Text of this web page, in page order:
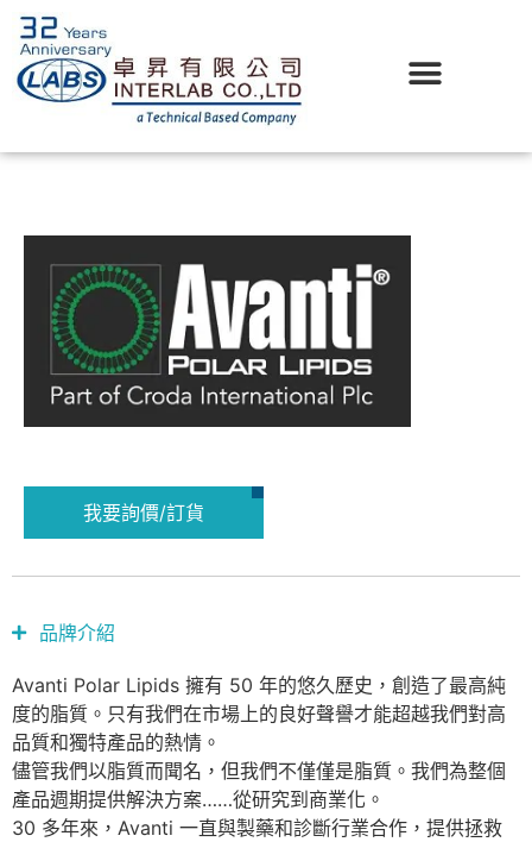
我要詢價/訂貨
品牌介紹
Avanti Polar Lipids 擁有 50 年的悠久歷史，創造了最高純
度的脂質。只有我們在市場上的良好聲譽才能超越我們對高
品質和獨特產品的熱情。
儘管我們以脂質而聞名，但我們不僅僅是脂質。我們為整個
產品週期提供解決方案……從研究到商業化。
30 多年來，Avanti 一直與製藥和診斷行業合作，提供拯救